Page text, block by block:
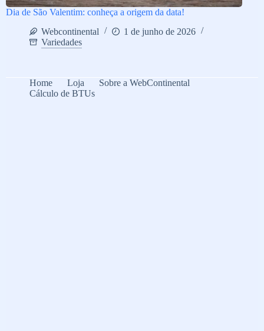
Dia de São Valentim: conheça a origem da data!
Webcontinental
1 de junho de 2026
Variedades
Home Loja
Sobre a WebContinental
Cálculo de BTUs